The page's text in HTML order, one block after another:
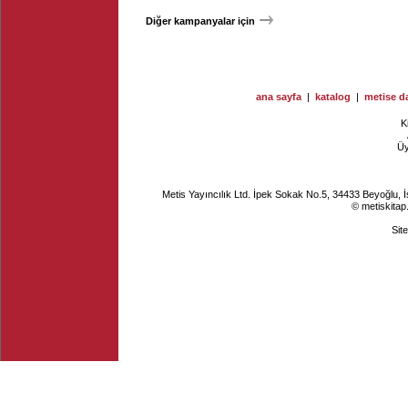
Diğer kampanyalar için
ana sayfa | katalog | metise
Metis Yayıncılık Ltd. İpek Sokak No.5, 34433
©